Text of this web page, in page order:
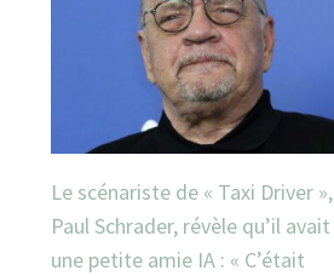
Le scénariste de « Taxi Driver »,
Paul Schrader, révèle qu’il avait
une petite amie IA : « C’était